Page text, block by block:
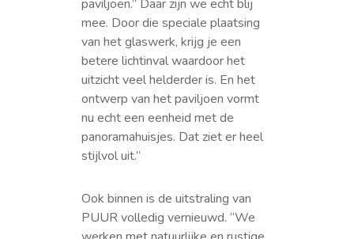
paviljoen.” Daar zijn we echt blij
mee. Door die speciale plaatsing
van het glaswerk, krijg je een
betere lichtinval waardoor het
uitzicht veel helderder is. En het
ontwerp van het paviljoen vormt
nu echt een eenheid met de
panoramahuisjes. Dat ziet er heel
stijlvol uit.”
Ook binnen is de uitstraling van
PUUR volledig vernieuwd. “We